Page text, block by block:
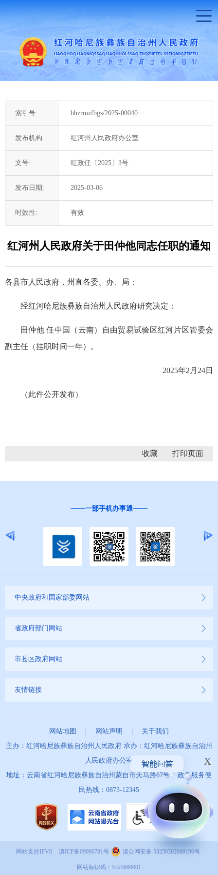
索引号: hhzrmzfbgs/2025-00040
发布机构: 红河州人民政府办公室
文号: 红政任〔2025〕3号
发布日期: 2025-03-06
时效性: 有效
红河州人民政府关于田仲他同志任职的通知
各县市人民政府，州直各委、办、局：
经红河哈尼族彝族自治州人民政府研究决定：
田仲他 任中国（云南）自由贸易试验区红河片区管委会
副主任（挂职时间一年）。
2025年2月24日
（此件公开发布）
收藏
一部手机办事通
中央政府和国家部委网站
省政府部门网站
市县区政府网站
友情链接
网站地图 网站声明
关于我们
主办：红河哈尼族彝族自治州人民政府 承办：红河哈尼族彝族自治州
人民政府办公室
地址：云南省红河哈尼族彝族自治州蒙自市天马路67号 政务服务便
民热线：0873-12345
x
网站支持IPV6 滇ICP备09006781号 滇公网安备 53250302000196号
网站标识码：5325000001